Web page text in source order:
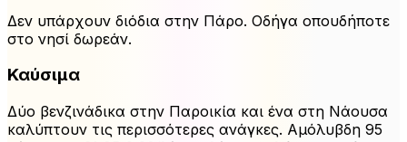
Δεν υπάρχουν διόδια στην Πάρο. Οδήγα οπουδήποτε
στο νησί δωρεάν.
Καύσιμα
Δύο βενζινάδικα στην Παροικία και ένα στη Νάουσα
καλύπτουν τις περισσότερες ανάγκες. Αμόλυβδη 95